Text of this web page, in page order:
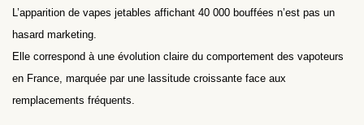
L’apparition de vapes jetables affichant 40 000 bouffées n’est pas un
hasard marketing.
Elle correspond à une évolution claire du comportement des vapoteurs
en France, marquée par une lassitude croissante face aux
remplacements fréquents.